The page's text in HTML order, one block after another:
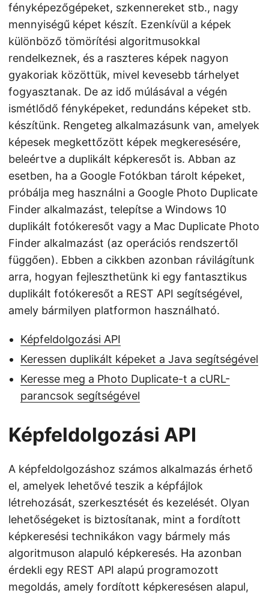
fényképezőgépeket, szkennereket stb., nagy
mennyiségű képet készít. Ezenkívül a képek
különböző tömörítési algoritmusokkal
rendelkeznek, és a raszteres képek nagyon
gyakoriak közöttük, mivel kevesebb tárhelyet
fogyasztanak. De az idő múlásával a végén
ismétlődő fényképeket, redundáns képeket stb.
készítünk. Rengeteg alkalmazásunk van, amelyek
képesek megkettőzött képek megkeresésére,
beleértve a duplikált képkeresőt is. Abban az
esetben, ha a Google Fotókban tárolt képeket,
próbálja meg használni a Google Photo Duplicate
Finder alkalmazást, telepítse a Windows 10
duplikált fotókeresőt vagy a Mac Duplicate Photo
Finder alkalmazást (az operációs rendszertől
függően). Ebben a cikkben azonban rávilágítunk
arra, hogyan fejleszthetünk ki egy fantasztikus
duplikált fotókeresőt a REST API segítségével,
amely bármilyen platformon használható.
Képfeldolgozási API
Keressen duplikált képeket a Java segítségével
Keresse meg a Photo Duplicate-t a cURL-
parancsok segítségével
Képfeldolgozási API
A képfeldolgozáshoz számos alkalmazás érhető
el, amelyek lehetővé teszik a képfájlok
létrehozását, szerkesztését és kezelését. Olyan
lehetőségeket is biztosítanak, mint a fordított
képkeresési technikákon vagy bármely más
algoritmuson alapuló képkeresés. Ha azonban
érdekli egy REST API alapú programozott
megoldás, amely fordított képkeresésen alapul,